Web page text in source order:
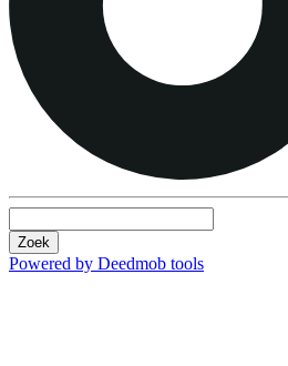
Zoek
Powered by Deedmob tools